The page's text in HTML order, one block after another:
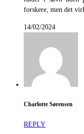
forskere, men det
14/02/2024
Charlotte Sørensen
REPLY